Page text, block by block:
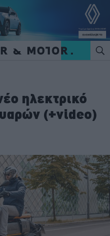
ηλεκτρικό
(+video)